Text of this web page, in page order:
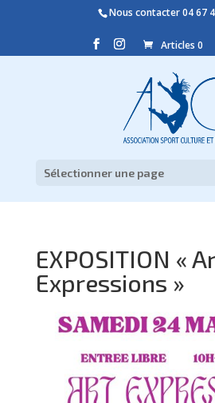
Nous contacter04 67
Articles 0
Sélectionner une page
EXPOSITION «
Expressions »